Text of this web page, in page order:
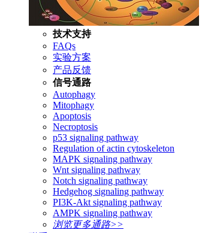
技术支持
FAQs
实验方案
产品反馈
信号通路
Autophagy
Mitophagy
Apoptosis
Necroptosis
p53 signaling pathway
Regulation of actin cytoskeleton
MAPK signaling pathway
Wnt signaling pathway
Notch signaling pathway
Hedgehog signaling pathway
PI3K-Akt signaling pathway
AMPK signaling pathway
浏览更多通路>>